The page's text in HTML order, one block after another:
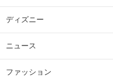
ディズニー
ニュース
ファッション